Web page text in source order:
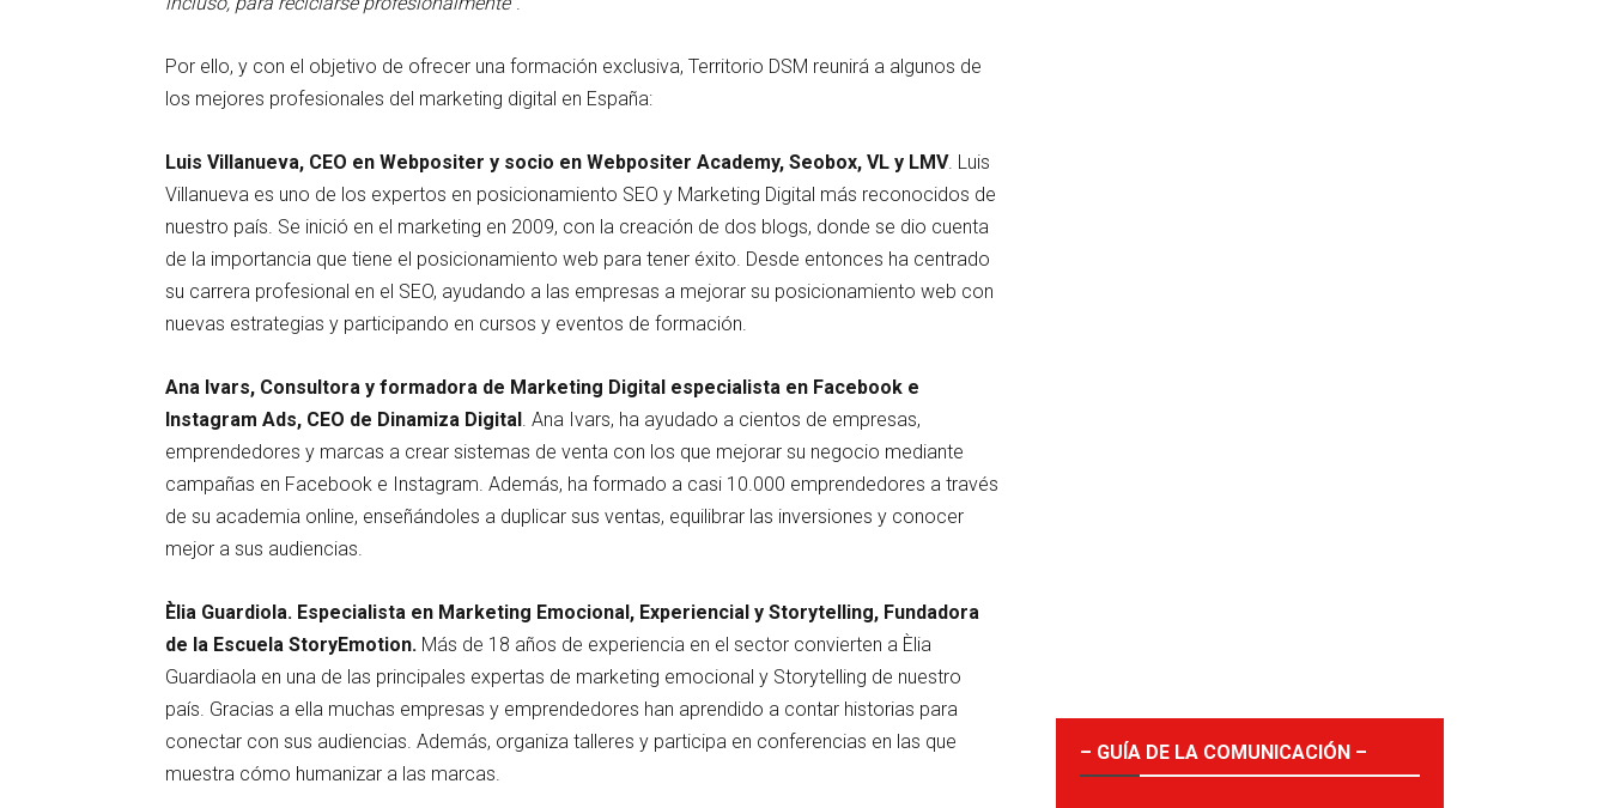
Por ello, y con el objetivo de ofrecer una formación exclusiva, Territorio DSM reunirá a algunos de
los mejores profesionales del marketing digital en España:
Luis Villanueva, CEO en Webpositer y socio en Webpositer Academy, Seobox, VL y LMV. Luis
Villanueva es uno de los expertos en posicionamiento SEO y Marketing Digital más reconocidos de
nuestro país. Se inició en el marketing en 2009, con la creación de dos blogs, donde se dio cuenta
de la importancia que tiene el posicionamiento web para tener éxito. Desde entonces ha centrado
su carrera profesional en el SEO, ayudando a las empresas a mejorar su posicionamiento web con
nuevas estrategias y participando en cursos y eventos de formación.
Ana Ivars, Consultora y formadora de Marketing Digital especialista en Facebook e
Instagram Ads, CEO de Dinamiza Digital . Ana Ivars, ha ayudado a cientos de empresas,
emprendedores y marcas a crear sistemas de venta con los que mejorar su negocio mediante
campañas en Facebook e Instagram. Además, ha formado a casi 10.000 emprendedores a través
de su academia online, enseñándoles a duplicar sus ventas, equilibrar las inversiones y conocer
mejor a sus audiencias.
Èlia Guardiola. Especialista en Marketing Emocional, Experiencial y Storytelling, Fundadora
de la Escuela StoryEmotion. Más de 18 años de experiencia en el sector convierten a Èlia
Guardiaola en una de las principales expertas de marketing emocional y Storytelling de nuestro
país. Gracias a ella muchas empresas y emprendedores han aprendido a contar historias para
conectar con sus audiencias. Además, organiza talleres y participa en conferencias en las que
muestra cómo humanizar a las marcas.
– GUÍA DE LA COMUNICACIÓN –